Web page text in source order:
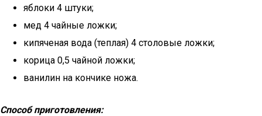
яблоки 4 штуки;
мед 4 чайные ложки;
кипяченая вода (теплая) 4 столовые ложки;
корица 0,5 чайной ложки;
ванилин на кончике ножа.
Способ приготовления: